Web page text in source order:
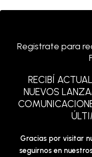
Registrate para
RECIBÍ
NUEVOS
Gracias por visitar
seguirnos en